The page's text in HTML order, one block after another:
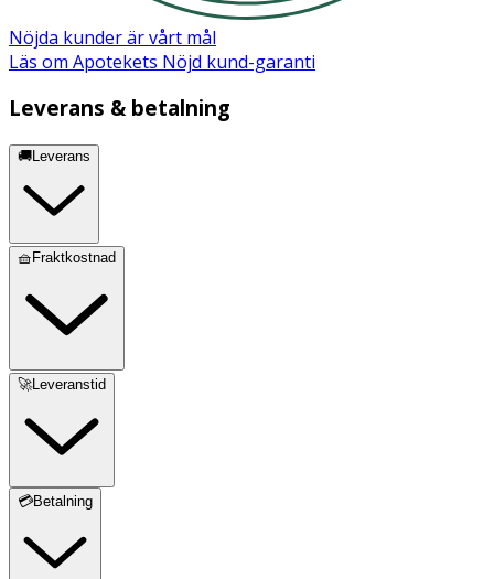
Hydrolyserat sött/sød mandelprotein, Ophiopogon
japonicus rotextrakt, provitamin B5, mild balsamformula,
fenoxyetanol, natriumbensoat, hypoallergen
PDF (Säkerhetsdatablad)
Nöjda kunder är vårt mål
Läs om Apotekets Nöjd kund-garanti
Leverans & betalning
🚚Leverans
🧺Fraktkostnad
🚀Leveranstid
💳Betalning